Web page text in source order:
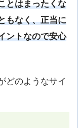
とはまったくな
もなく、正当に
ントなので安心
どのようなサイ